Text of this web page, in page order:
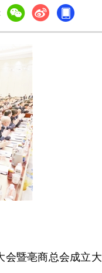
暨亳商总会成立大